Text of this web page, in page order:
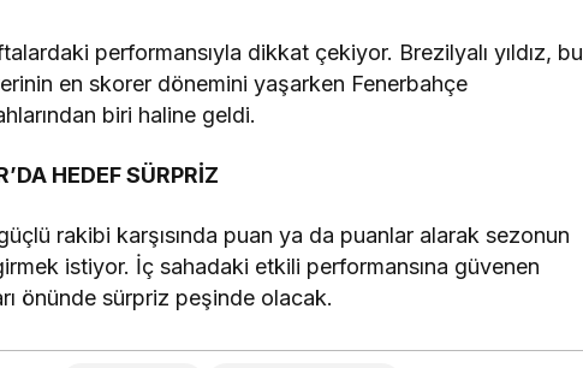
performansıyla dikkat çekiyor. Brezilyalı yıldız, bu
en skorer dönemini yaşarken Fenerbahçe
biri haline geldi.
HEDEF SÜRPRİZ
rakibi karşısında puan ya da puanlar alarak sezonun
istiyor. İç sahadaki etkili performansına güvenen
önünde sürpriz peşinde olacak.